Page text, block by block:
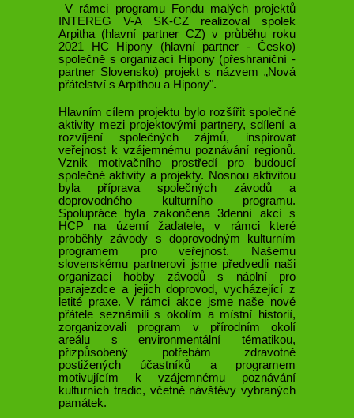
V rámci programu Fondu malých projektů
INTEREG V-A SK-CZ realizoval spolek
Arpitha (hlavní partner CZ) v průběhu roku
2021 HC Hipony (hlavní partner - Česko)
společně s organizací Hipony (přeshraniční -
partner Slovensko) projekt s názvem „Nová
přátelství s Arpithou a Hipony".
Hlavním cílem projektu bylo rozšířit společné
aktivity mezi projektovými partnery, sdílení a
rozvíjení společných zájmů, inspirovat
veřejnost k vzájemnému poznávání regionů.
Vznik motivačního prostředí pro budoucí
společné aktivity a projekty. Nosnou aktivitou
byla příprava společných závodů a
doprovodného kulturního programu.
Spolupráce byla zakončena 3denní akcí s
HCP na území žadatele, v rámci které
proběhly závody s doprovodným kulturním
programem pro veřejnost. Našemu
slovenskému partnerovi jsme předvedli naši
organizaci hobby závodů s náplní pro
parajezdce a jejich doprovod, vycházející z
letité praxe. V rámci akce jsme naše nové
přátele seznámili s okolím a místní historií,
zorganizovali program v přírodním okolí
areálu s environmentální tématikou,
přizpůsobený potřebám zdravotně
postižených účastníků a programem
motivujícím k vzájemnému poznávání
kulturních tradic, včetně návštěvy vybraných
památek.